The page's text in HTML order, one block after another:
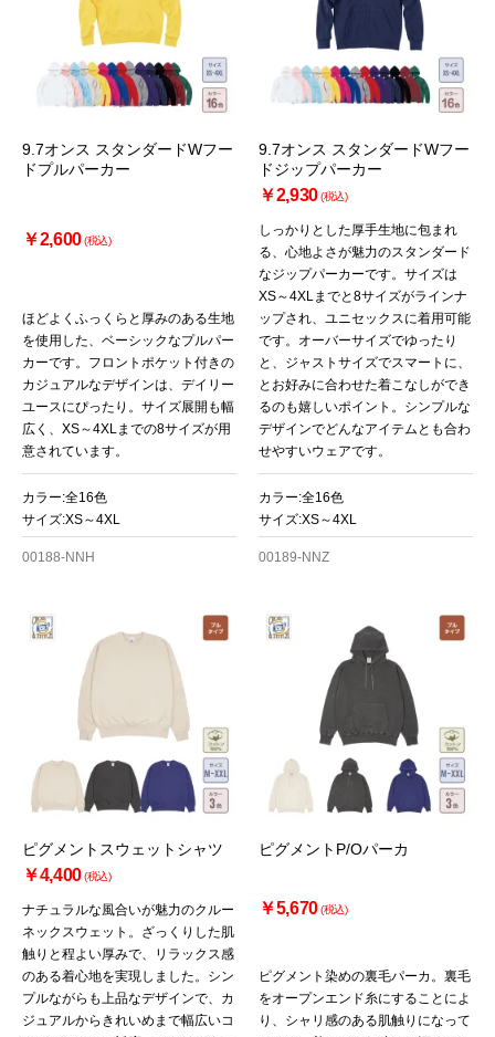
9.7オンス スタンダードWフー
ドプルパーカー
￥2,600(税込)
ほどよくふっくらと厚みのある生地
を使用した、ベーシックなプルパー
カーです。フロントポケット付きの
カジュアルなデザインは、デイリー
ユースにぴったり。サイズ展開も幅
広く、XS～4XLまでの8サイズが用
意されています。
カラー:全16色
サイズ:XS～4XL
00188-NNH
9.7オンス スタンダードWフー
ドジップパーカー
￥2,930(税込)
しっかりとした厚手生地に包まれ
る、心地よさが魅力のスタンダード
なジップパーカーです。サイズは
XS～4XLまでと8サイズがラインナ
ップされ、ユニセックスに着用可能
です。オーバーサイズでゆったり
と、ジャストサイズでスマートに、
とお好みに合わせた着こなしができ
るのも嬉しいポイント。シンプルな
デザインでどんなアイテムとも合わ
せやすいウェアです。
カラー:全16色
サイズ:XS～4XL
00189-NNZ
ピグメントスウェットシャツ
￥4,400(税込)
ナチュラルな風合いが魅力のクルー
ネックスウェット。ざっくりした肌
触りと程よい厚みで、リラックス感
のある着心地を実現しました。シン
プルながらも上品なデザインで、カ
ジュアルからきれいめまで幅広いコ
ピグメントP/Oパーカ
￥5,670(税込)
ピグメント染めの裏毛パーカ。裏毛
をオープンエンド糸にすることによ
り、シャリ感のある肌触りになって